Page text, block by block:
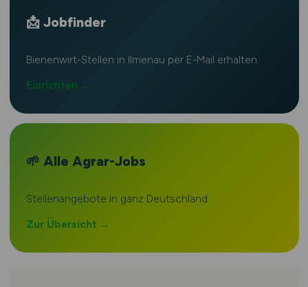
📩 Jobfinder
Bienenwirt-Stellen in Ilmenau per E-Mail erhalten.
Einrichten →
🌱 Alle Agrar-Jobs
Stellenangebote in ganz Deutschland.
Zur Übersicht →